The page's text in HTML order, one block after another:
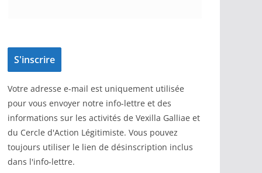
Votre adresse e-mail est uniquement utilisée
pour vous envoyer notre info-lettre et des
informations sur les activités de Vexilla Galliae et
du Cercle d'Action Légitimiste. Vous pouvez
toujours utiliser le lien de désinscription inclus
dans l'info-lettre.